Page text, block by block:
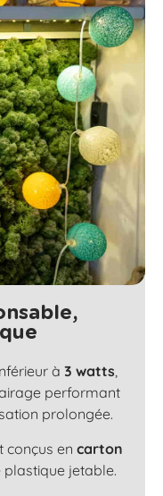
à 3 watts,
performant
prolongée.
conçus en carton
plastique jetable.